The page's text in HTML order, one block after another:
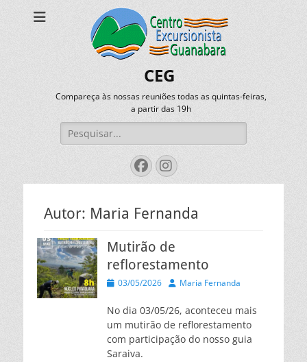
CEG
Compareça às nossas reuniões todas as quintas-feiras,
a partir das 19h
Pesquisar
por:
Facebook
Instagram
Autor: Maria Fernanda
Mutirão de
reflorestamento
Posted
03/05/2026 AutorMaria Fernanda
No dia 03/05/26, aconteceu mais
um mutirão de reflorestamento
com participação do nosso guia
Saraiva.